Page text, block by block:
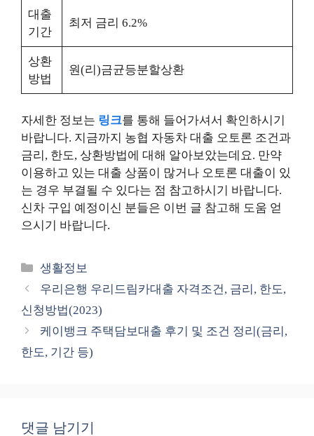
대출
기간
최저 금리 6.2%
상환
방법
원(리)금균등분할상환
자세한 정보는 링크를 통해 들어가셔서 확인하시기
바랍니다. 지금까지 농협 자동차 대출 오토론 조건과
금리, 한도, 상환방법에 대해 알아보았는데요. 만약
이용하고 있는 대출 상품이 많거나 오토론 대출이 있
는 경우 부결될 수 있다는 점 참고하시기 바랍니다.
신차 구입 예정이신 분들은 이번 글 참고해 도움 얻
으시기 바랍니다.
카
테
리
생활정보
우리은행 우리드림카대출 자격조건, 금리, 한도,
신청방법(2023)
케이뱅크 주택담보대출 후기 및 조건 정리(금리,
한도, 기간 등)
댓글 남기기